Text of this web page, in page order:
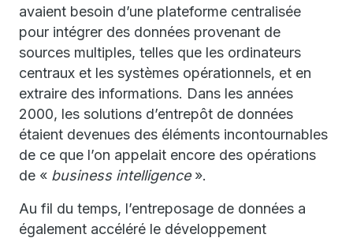
avaient besoin d’une plateforme centralisée
pour intégrer des données provenant de
sources multiples, telles que les ordinateurs
centraux et les systèmes opérationnels, et en
extraire des informations. Dans les années
2000, les solutions d’entrepôt de données
étaient devenues des éléments incontournables
de ce que l’on appelait encore des opérations
de « business intelligence».
Au fil du temps, l’entreposage de données a
également accéléré le développement